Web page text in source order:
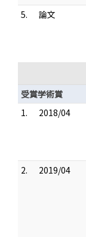
5.
論文
受賞学術賞
1.
2018/04
2.
2019/04